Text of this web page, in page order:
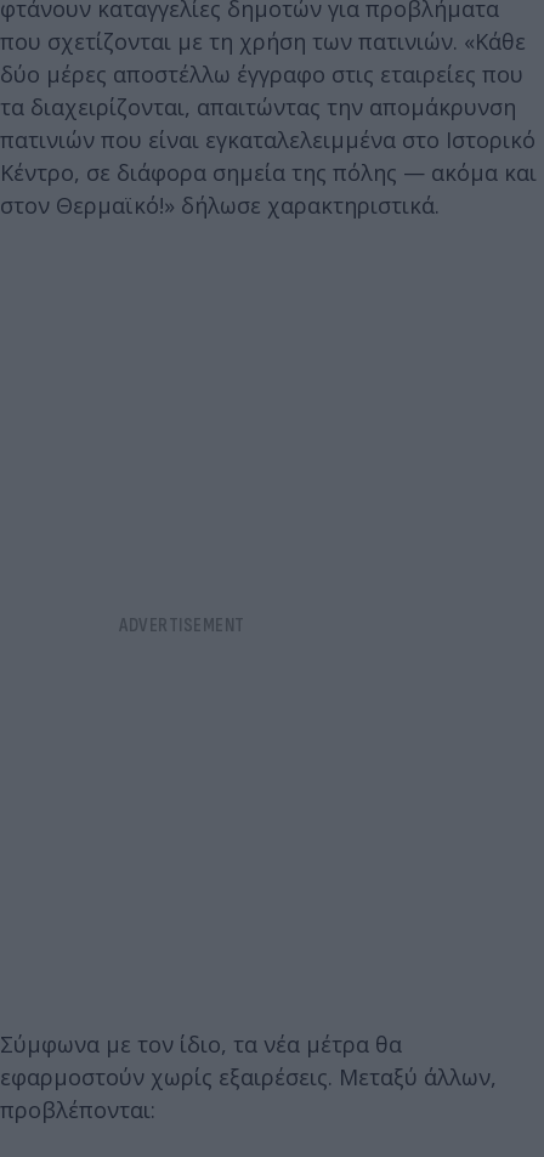
φτάνουν καταγγελίες δημοτών για προβλήματα
που σχετίζονται με τη χρήση των πατινιών. «Κάθε
δύο μέρες αποστέλλω έγγραφο στις εταιρείες που
τα διαχειρίζονται, απαιτώντας την απομάκρυνση
πατινιών που είναι εγκαταλελειμμένα στο Ιστορικό
Κέντρο, σε διάφορα σημεία της πόλης — ακόμα και
στον Θερμαϊκό!» δήλωσε χαρακτηριστικά.
Σύμφωνα με τον ίδιο, τα νέα μέτρα θα
εφαρμοστούν χωρίς εξαιρέσεις. Μεταξύ άλλων,
προβλέπονται: